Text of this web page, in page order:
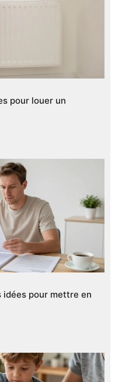
pour louer un
idées pour mettre en